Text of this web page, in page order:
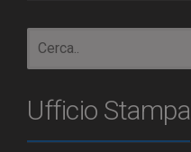
Ufficio Stampa